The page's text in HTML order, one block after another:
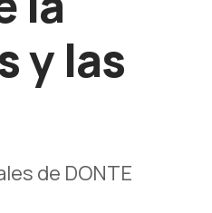
y las
de DONTE